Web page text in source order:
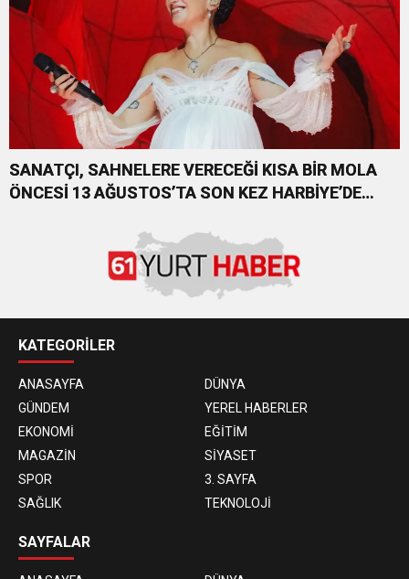
SANATÇI, SAHNELERE VERECEĞİ KISA BİR MOLA
ÖNCESİ 13 AĞUSTOS’TA SON KEZ HARBİYE’DE
KATEGORİLER
ANASAYFA
DÜNYA
GÜNDEM
YEREL HABERLER
EKONOMİ
EĞİTİM
MAGAZİN
SİYASET
SPOR
3. SAYFA
SAĞLIK
TEKNOLOJİ
SAYFALAR